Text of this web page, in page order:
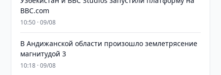
BBC.com
10:50 · 09/08
В Андижанской области произошло землетрясение
магнитудой 3
10:18 · 09/08